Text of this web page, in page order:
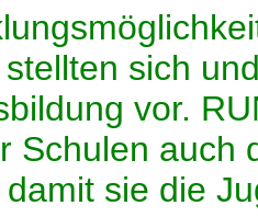
sich
vor.
Schulen auch
sie die